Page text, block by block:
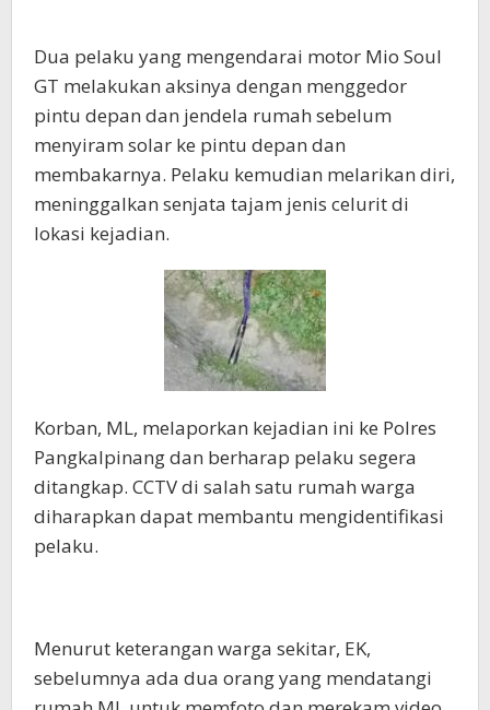
Dua pelaku yang mengendarai motor Mio Soul
GT melakukan aksinya dengan menggedor
pintu depan dan jendela rumah sebelum
menyiram solar ke pintu depan dan
membakarnya. Pelaku kemudian melarikan diri,
meninggalkan senjata tajam jenis celurit di
lokasi kejadian.
Korban, ML, melaporkan kejadian ini ke Polres
Pangkalpinang dan berharap pelaku segera
ditangkap. CCTV di salah satu rumah warga
diharapkan dapat membantu mengidentifikasi
pelaku.
Menurut keterangan warga sekitar, EK,
sebelumnya ada dua orang yang mendatangi